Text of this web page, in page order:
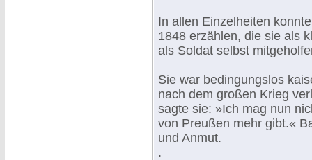
In allen Einzelheiten
1848 erzählen, die sie als
als Soldat selbst
Sie war bedingungslos
nach dem großen Krieg
sagte sie: »Ich mag nun
von Preußen mehr gibt.«
und Anmut.
.